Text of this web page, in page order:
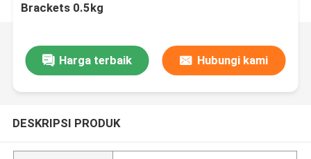
Brackets 0.5kg
Harga terbaik Hubungi kami
DESKRIPSI PRODUK